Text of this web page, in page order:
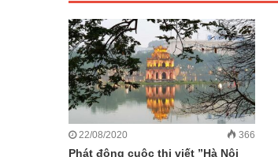
22/08/2020 366
Phát động cuộc thi viết ”Hà Nội